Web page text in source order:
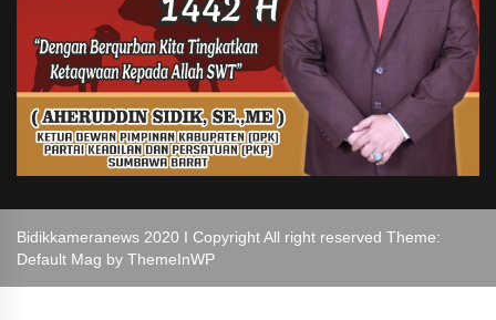
Bidikkameranews 2020 I Copyright All right reserved Theme:
Default Mag by ThemeInWP